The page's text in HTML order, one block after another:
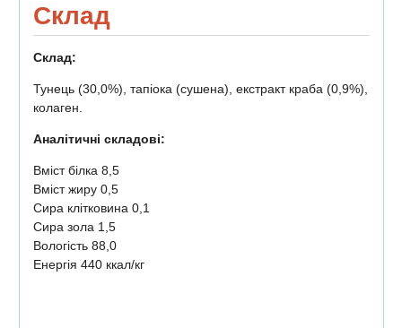
Склад
Склад:
Тунець (30,0%), тапіока (сушена), екстракт краба (0,9%),
колаген.
Аналітичні складові:
Вміст білка 8,5
Вміст жиру 0,5
Сира клітковина 0,1
Сира зола 1,5
Вологість 88,0
Енергія 440 ккал/кг